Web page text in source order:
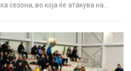
сезона, во која ќе атакува на…